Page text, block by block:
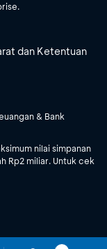
dan Ketentuan
& Bank
nilai simpanan
Rp2 miliar. Untuk cek